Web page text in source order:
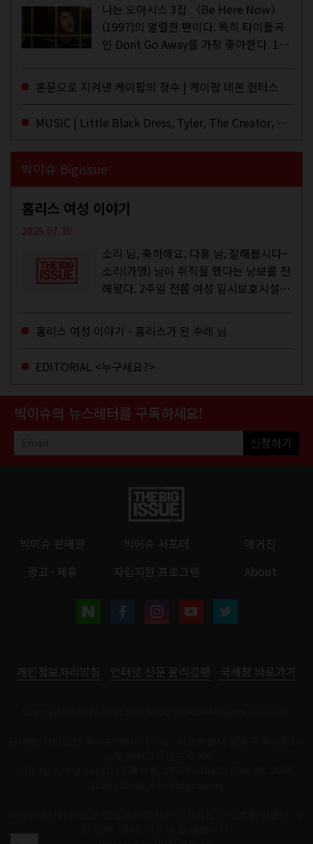
나는 오아시스 3집 〈Be Here Now〉
(1997)의 열렬한 팬이다. 특히 타이틀곡
인 Dont Go Away를 가장 좋아한다. 15
이브·데모·부틀렉을 합쳐 3만 번 이상은
듣지 않았나 싶다. 이토록...
혼문으로 지켜낸 케이팝의 정수 | 케이팝 데몬 헌터스
MUSIC | Little Black Dress, Tyler, The Creator, Essie Jain
빅이슈 Bigissue
홈리스 여성 이야기
2025.07.30
소리 님, 축하해요, 다홍 님, 잘해봅시다~
소리(가명) 님이 취직을 했다는 낭보를 전
해왔다. 2주일 전쯤 여성 일시보호시설에
고, 저 오늘이 마지막이에요, 이렇게 인사
를 하고 가셨던...
홈리스 여성 이야기 - 홈리스가 된 수레 님
EDITORIAL <누구세요?>
빅이슈의 뉴스레터를 구독하세요!
신청하기
빅이슈 판매원 빅이슈 서포터
매거진
광고 · 제휴
자립지원 프로그램 About
개인정보처리방침 인터넷 신문 윤리강령 국세청 바로가기